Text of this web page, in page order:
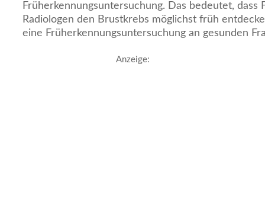
Früherkennungsuntersuchung. Das bedeutet, dass
Radiologen den Brustkrebs möglichst früh
eine Früherkennungsuntersuchung an gesunden
Anzeige: